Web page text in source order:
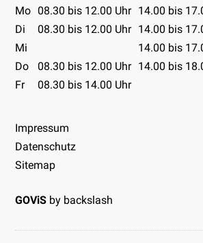
Öffnungszeiten
Mo 08.30 bis 12.00 Uhr 14.00 bis
Di
08.30 bis 12.00 Uhr 14.00 bis
Mi
14.00 bis
Do
08.30 bis 12.00 Uhr 14.00 bis
Fr
08.30 bis 14.00 Uhr
Impressum
Datenschutz
Sitemap
GOViS by backslash